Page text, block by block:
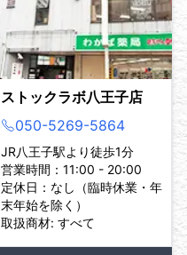
ストックラボ八王子店
050-5269-5864
JR八王子駅より徒歩1分
営業時間：11:00 - 20:00
定休日：なし（臨時休業・年
末年始を除く）
取扱商材: すべて